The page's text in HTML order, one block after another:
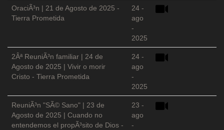
OraciÃ³n | 21 de Agosto de 2025 -
Tierra Prometida
24 -
ago
-
2025
2Âª ReuniÃ³n familiar | 24 de
Agosto de 2025 | Vivir o morir
Cristo - Tierra Prometida
24 -
ago
-
2025
ReuniÃ³n "SÃ© Sano" | 23 de
Agosto de 2025 | Cuando no
entendemos el propÃ³sito de Dios -
23 -
ago
-